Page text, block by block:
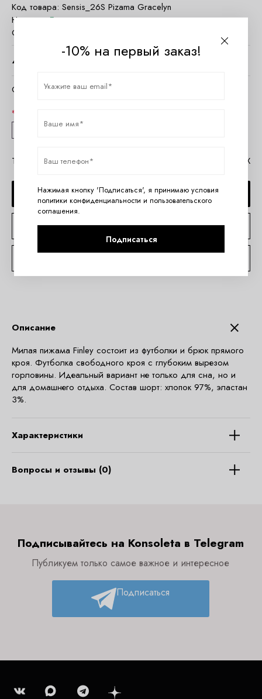
Код товара: Sensis_26S Pizama Gracelyn
Наличие:Есть в наличии
Страна:
4300
Очистить параметры
Таблица размеров Sensis Помощь в MAX
ДОБАВИТЬ В КОРЗИНУ
КУПИТЬ В 1 КЛИК
Описание
Милая пижама Finley состоит из футболки и брюк прямого
кроя. Футболка свободного кроя с глубоким вырезом
горловины. Идеальный вариант не только для сна, но и
для домашнего отдыха. Состав шорт: хлопок 97%, эластан
3%.
Характеристики
Вопросы и отзывы (0)
Подписывайтесь на Konsoleta в Telegram
Публикуем только самое важное и интересное
Подписаться
-10% на первый заказ!
Нажимая кнопку 'Подписаться', я принимаю условия
политики конфиденциальности и пользовательского
соглашения.
Подписаться